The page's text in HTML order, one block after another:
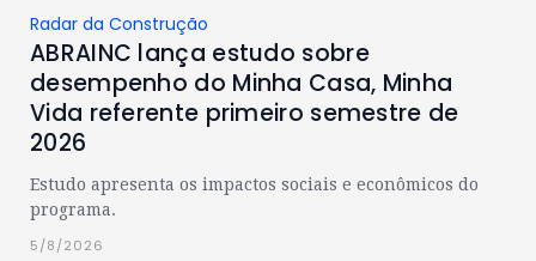
Radar da Construção
ABRAINC lança estudo sobre
desempenho do Minha Casa, Minha
Vida referente primeiro semestre de
2026
Estudo apresenta os impactos sociais e econômicos do
programa.
5/8/2026